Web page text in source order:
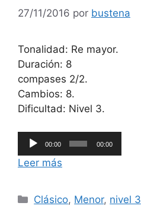
27/11/2016 por bustena
Tonalidad: Re mayor.
Duración: 8
compases 2/2.
Cambios: 8.
Dificultad: Nivel 3.
Reproductor
de
audio
00:00 00:00
Leer más
Categorías
Clásico, Menor, nivel 3